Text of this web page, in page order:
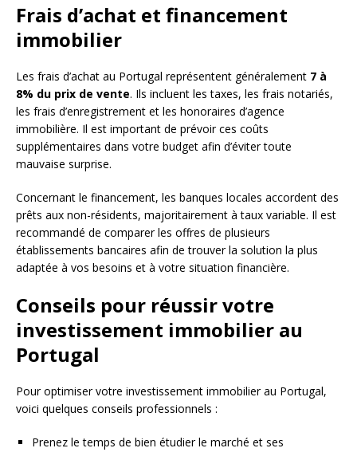
Frais d’achat et financement
immobilier
Les frais d’achat au Portugal représentent généralement 7 à
8% du prix de vente. Ils incluent les taxes, les frais notariés,
les frais d’enregistrement et les honoraires d’agence
immobilière. Il est important de prévoir ces coûts
supplémentaires dans votre budget afin d’éviter toute
mauvaise surprise.
Concernant le financement, les banques locales accordent des
prêts aux non-résidents, majoritairement à taux variable. Il est
recommandé de comparer les offres de plusieurs
établissements bancaires afin de trouver la solution la plus
adaptée à vos besoins et à votre situation financière.
Conseils pour réussir votre
investissement immobilier au
Portugal
Pour optimiser votre investissement immobilier au Portugal,
voici quelques conseils professionnels :
Prenez le temps de bien étudier le marché et ses